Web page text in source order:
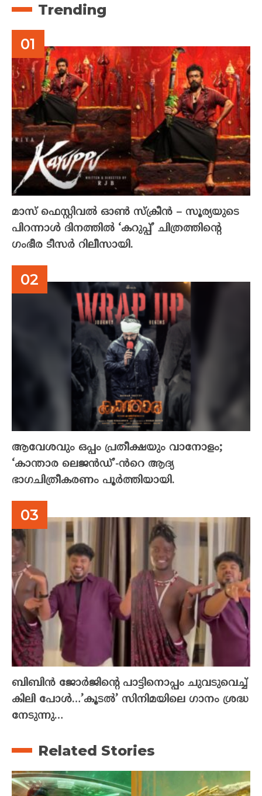
Trending
മാസ് ഫെസ്റ്റിവൽ ഓൺ സ്‌ക്രീൻ – സൂര്യയുടെ
പിറന്നാൾ ദിനത്തിൽ ‘കറുപ്പ്’ ചിത്രത്തിന്റെ
ഗംഭീര ടീസർ റിലീസായി.
ആവേശവും ഒപ്പം പ്രതീക്ഷയും വാനോളം;
‘കാന്താര ലെജൻഡ്’-ൻറെ ആദ്യ
ഭാഗചിത്രീകരണം പൂർത്തിയായി.
ബിബിൻ ജോർജിന്റെ പാട്ടിനൊപ്പം ചുവടുവെച്ച്
കിലി പോൾ…’കൂടൽ’ സിനിമയിലെ ഗാനം ശ്രദ്ധ
നേടുന്നു…
Related Stories